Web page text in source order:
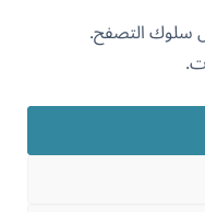
سلوك التصفح.
(يفتح
في
نافذة
جديدة)
(يفتح
جديدة)